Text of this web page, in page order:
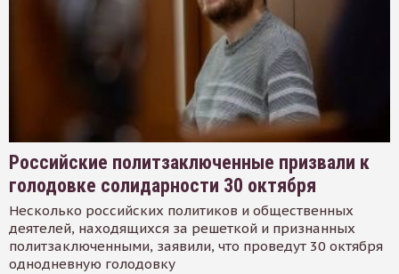
Российские политзаключенные призвали к
голодовке солидарности 30 октября
Несколько российских политиков и общественных
деятелей, находящихся за решеткой и признанных
политзаключенными, заявили, что проведут 30 октября
однодневную голодовку